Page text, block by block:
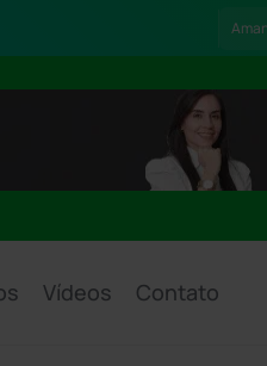
Vídeos Contato